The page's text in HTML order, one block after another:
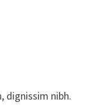
dignissim nibh.